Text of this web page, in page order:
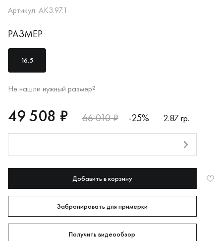
Артикул: АК3.97.1
РАЗМЕР
16.5
Не нашли нужный размер?
RUB
49508
49 508 ₽ 66 010 ₽ -25%
2.87 гр.
Добавить в корзину
Забронировать для примерки
Получить видеообзор